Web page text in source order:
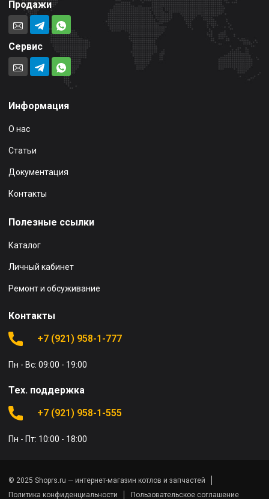
Продажи
Сервис
Информация
О нас
Статьи
Документация
Контакты
Полезные ссылки
Каталог
Личный кабинет
Ремонт и обсуживание
Контакты
+7 (921) 958-1-777
Пн - Вс: 09:00 - 19:00
Тех. поддержка
+7 (921) 958-1-555
Пн - Пт: 10:00 - 18:00
© 2025 Shoprs.ru — интернет-магазин котлов и запчастей
Политика конфиденциальности
Пользовательское соглашение